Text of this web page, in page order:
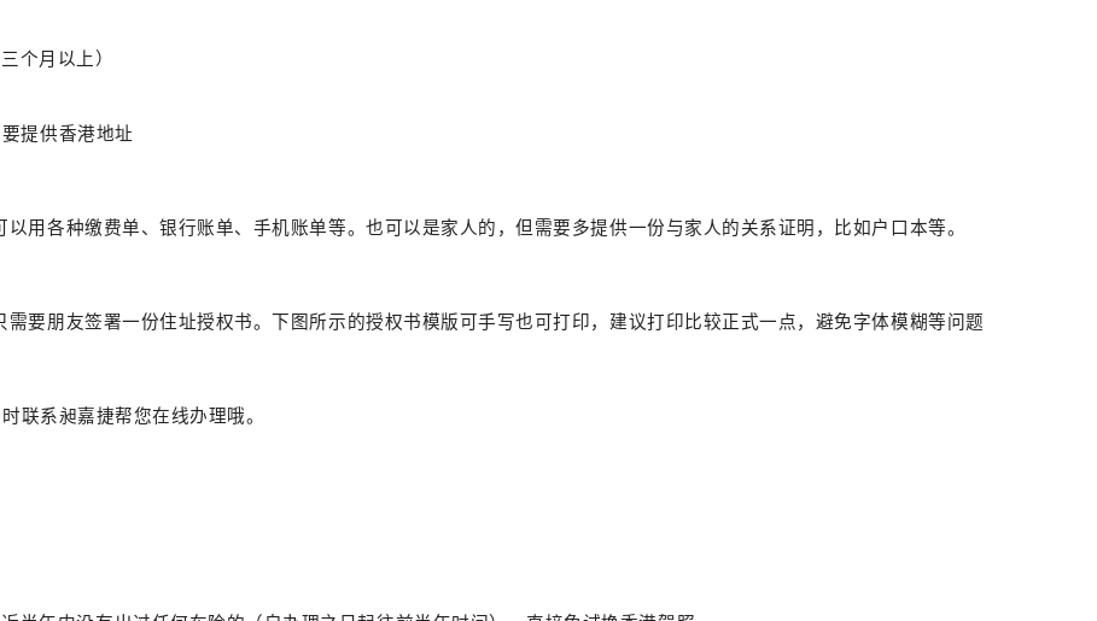
个月以上）
提供香港地址
用各种缴费单、银行账单、手机账单等。也可以是家人的，但需要多提供一份与家人的关系证明，比如户口本等。
要朋友签署一份住址授权书。下图所示的授权书模版可手写也可打印，建议打印比较正式一点，避免字体模糊等问题
联系昶嘉捷帮您在线办理哦。